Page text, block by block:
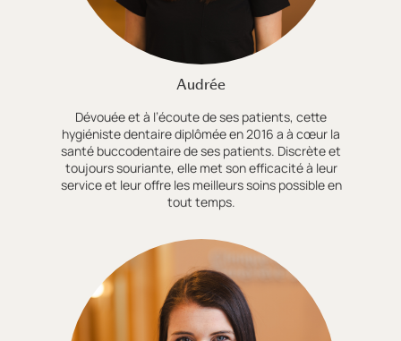
Audrée
Dévouée et à l’écoute de ses patients, cette
hygiéniste dentaire diplômée en 2016 a à cœur la
santé buccodentaire de ses patients. Discrète et
toujours souriante, elle met son efficacité à leur
service et leur offre les meilleurs soins possible en
tout temps.